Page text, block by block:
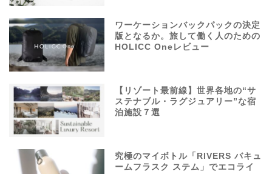
ワーケーションバックパックの決定
版となるか。旅して働く人のための
HOLICC Oneレビュー
【リゾート最前線】世界各地の“サ
ステナブル・ラグジュアリー”な宿
泊施設７選
究極のマイボトル「RIVERS バキュ
ームフラスク ステム」でエコライ